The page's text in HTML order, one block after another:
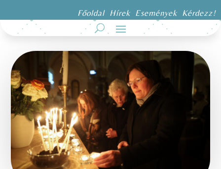
Főoldal Hírek Események Kérdezz!